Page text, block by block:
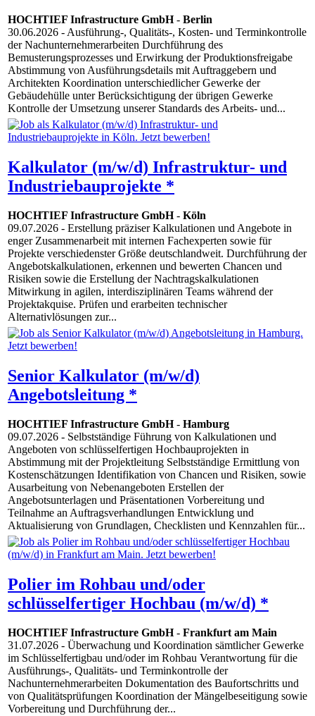
HOCHTIEF Infrastructure GmbH- Berlin
30.06.2026 - Ausführung-, Qualitäts-, Kosten- und Terminkontrolle
der Nachunternehmerarbeiten Durchführung des
Bemusterungsprozesses und Erwirkung der Produktionsfreigabe
Abstimmung von Ausführungsdetails mit Auftraggebern und
Architekten Koordination unterschiedlicher Gewerke der
Gebäudehülle unter Berücksichtigung der übrigen Gewerke
Kontrolle der Umsetzung unserer Standards des Arbeits- und...
Kalkulator (m/w/d) Infrastruktur- und
Industriebauprojekte *
HOCHTIEF Infrastructure GmbH- Köln
09.07.2026 - Erstellung präziser Kalkulationen und Angebote in
enger Zusammenarbeit mit internen Fachexperten sowie für
Projekte verschiedenster Größe deutschlandweit. Durchführung der
Angebotskalkulationen, erkennen und bewerten Chancen und
Risiken sowie die Erstellung der Nachtragskalkulationen
Mitwirkung in agilen, interdisziplinären Teams während der
Projektakquise. Prüfen und erarbeiten technischer
Alternativlösungen zur...
Senior Kalkulator (m/w/d)
Angebotsleitung *
HOCHTIEF Infrastructure GmbH- Hamburg
09.07.2026 - Selbstständige Führung von Kalkulationen und
Angeboten von schlüsselfertigen Hochbauprojekten in
Abstimmung mit der Projektleitung Selbstständige Ermittlung von
Kostenschätzungen Identifikation von Chancen und Risiken, sowie
Ausarbeitung von Nebenangeboten Erstellen der
Angebotsunterlagen und Präsentationen Vorbereitung und
Teilnahme an Auftragsverhandlungen Entwicklung und
Aktualisierung von Grundlagen, Checklisten und Kennzahlen für...
Polier im Rohbau und/oder
schlüsselfertiger Hochbau (m/w/d) *
HOCHTIEF Infrastructure GmbH- Frankfurt am Main
31.07.2026 - Überwachung und Koordination sämtlicher Gewerke
im Schlüsselfertigbau und/oder im Rohbau Verantwortung für die
Ausführungs-, Qualitäts- und Terminkontrolle der
Nachunternehmerarbeiten Dokumentation des Baufortschritts und
von Qualitätsprüfungen Koordination der Mängelbeseitigung sowie
Vorbereitung und Durchführung der...